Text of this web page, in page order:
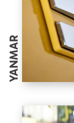
YANMAR